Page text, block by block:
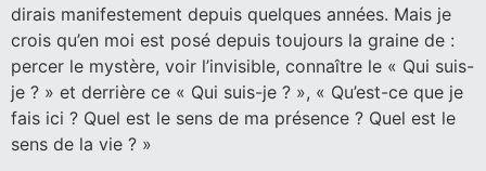
dirais manifestement depuis quelques années. Mais je
crois qu’en moi est posé depuis toujours la graine de :
percer le mystère, voir l’invisible, connaître le « Qui suis-
je ? » et derrière ce « Qui suis-je ? », « Qu’est-ce que je
fais ici ? Quel est le sens de ma présence ? Quel est le
sens de la vie ? »